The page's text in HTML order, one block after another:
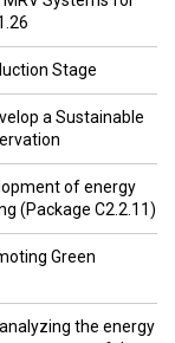
Stage
a Sustainable
of energy
(Package C2.2.11)
Green
the energy